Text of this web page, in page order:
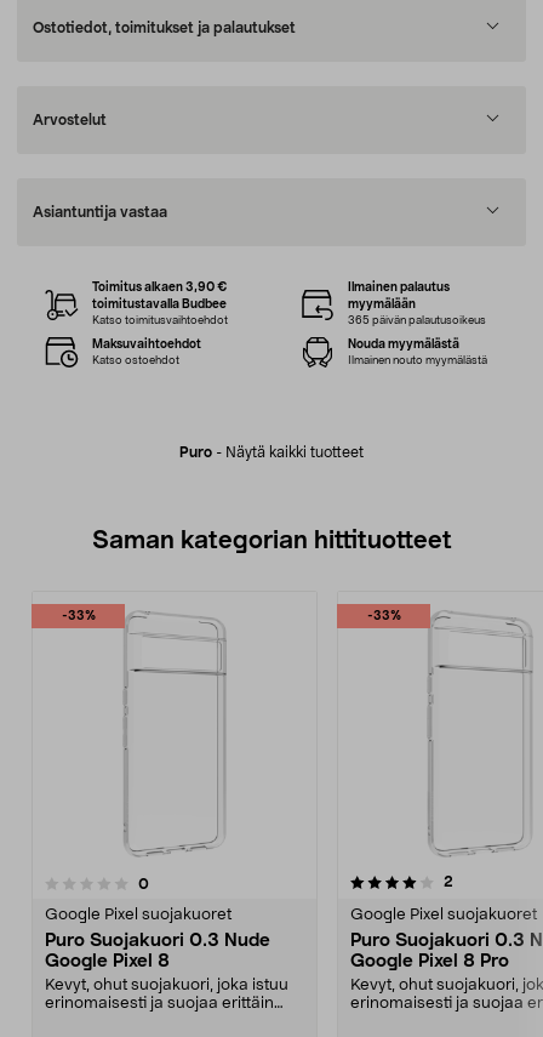
Ostotiedot, toimitukset ja palautukset
Arvostelut
Asiantuntija vastaa
Puro - Näytä kaikki tuotteet
Toimitus alkaen 3,90 €
toimitustavalla Budbee
Katso toimitusvaihtoehdot
Ilmainen palautus
myymälään
365 päivän palautusoikeus
Maksuvaihtoehdot
Katso ostoehdot
Nouda myymälästä
Ilmainen nouto myymälästä
Saman kategorian hittituotteet
-33%
0arvostelut
Google Pixel suojakuoret
Puro Suojakuori 0.3 Nude
Google Pixel 8
Kevyt, ohut suojakuori, joka istuu
erinomaisesti ja suojaa erittäin
-33%
4.0 viidestä
2
Google Pixel suojakuoret
Puro Suojakuori 0.3
Google Pixel 8 Pro
Kevyt, ohut suojakuori,
erinomaisesti ja suojaa
0.0 viidestä